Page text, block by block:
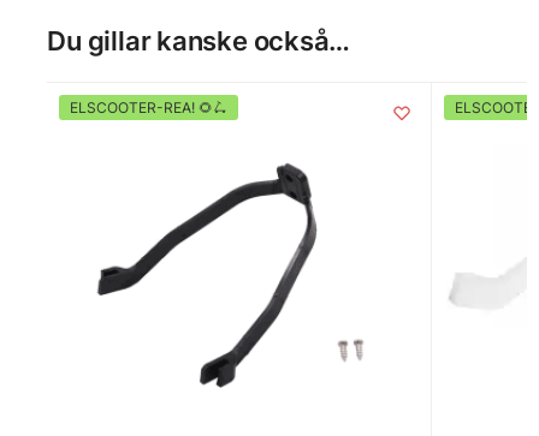
Du gillar kanske också…
ELSCOOTER-REA! 🌻🛴